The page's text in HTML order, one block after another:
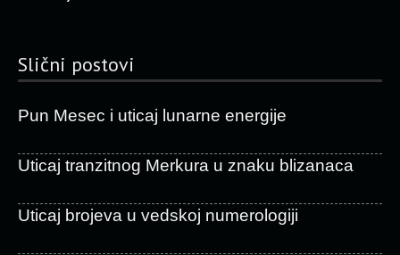
Slični postovi
Pun Mesec i uticaj lunarne energije
Uticaj tranzitnog Merkura u znaku blizanaca
Uticaj brojeva u vedskoj numerologiji